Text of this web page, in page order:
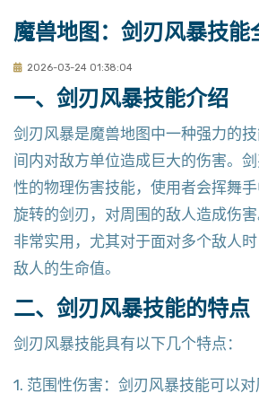
魔兽地图：剑刃风暴技能
2026-03-24 01:38:04
一、剑刃风暴技能介绍
剑刃风暴是魔兽地图中一种强力的
间内对敌方单位造成巨大的伤害。
性的物理伤害技能，使用者会挥舞
旋转的剑刃，对周围的敌人造成伤
非常实用，尤其对于面对多个敌人
敌人的生命值。
二、剑刃风暴技能的特点
剑刃风暴技能具有以下几个特点：
1. 范围性伤害：剑刃风暴技能可以